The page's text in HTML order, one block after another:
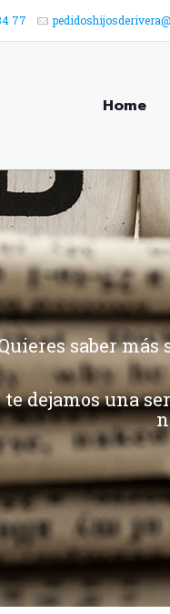
77
Home
saber
dejamos una